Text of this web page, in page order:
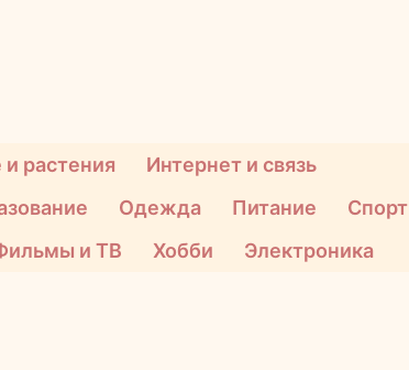
растения
Интернет и связь
Одежда Питание
Спорт
и ТВ Хобби Электроника